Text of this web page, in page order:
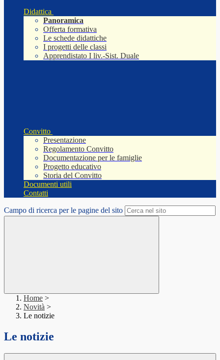
Didattica
Panoramica
Offerta formativa
Le schede didattiche
I progetti delle classi
Apprendistato I liv.-Sist. Duale
Convitto
Presentazione
Regolamento Convitto
Documentazione per le famiglie
Progetto educativo
Storia del Convitto
Documenti utili
Contatti
Campo di ricerca per le pagine del sito
Home >
Novità >
Le notizie
Le notizie